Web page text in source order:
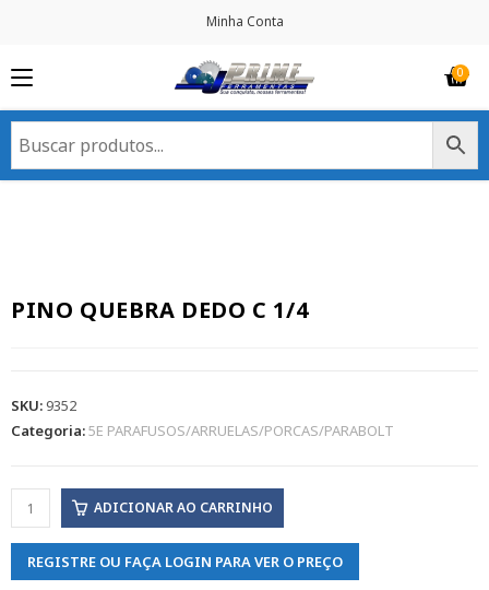
Minha Conta
PINO QUEBRA DEDO C 1/4
SKU:9352
Categoria:5E PARAFUSOS/ARRUELAS/PORCAS/PARABOLT
ADICIONAR AO CARRINHO
REGISTRE OU FAÇA LOGIN PARA VER O PREÇO